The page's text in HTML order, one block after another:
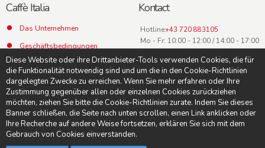
Caffè Italia
Das Unternehmen
Geschäftsbedingungen
Datenschutz
Kontact
Kontact
Hotline:+43 720 883105
Mo - Fr: 10:00 - 12:00 / 14:00 - 17:00
Uhr
© Caffè Italia -Suche AGB-Impressum
Richtlinien
Diese Website oder ihre Drittanbieter-Tools verwenden Cookies, die für
die Funktionalität notwendig sind und um die in den Cookie-Richtlinien
dargelegten Zwecke zu erreichen. Wenn Sie mehr erfahren oder Ihre
Zustimmung gegenüber allen oder einzelnen Cookies zurückziehen
möchten, ziehen Sie bitte die Cookie-Richtlinien zurate. Indem Sie dieses
Banner schließen, die Seite nach unten scrollen, einen Link anklicken oder
Ihre Recherche auf andere Weise fortsetzen, erklären Sie sich mit dem
Gebrauch von Cookies einverstanden.